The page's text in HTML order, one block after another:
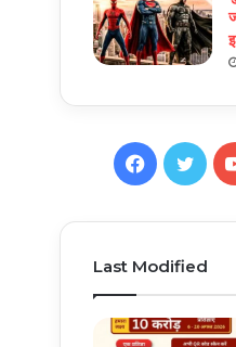
Facebook
Last Modified